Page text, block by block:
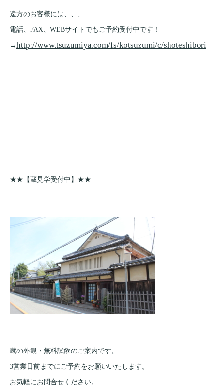
遠方のお客様には、、、
電話、FAX、WEBサイトでもご予約受付中です！
→ http://www.tsuzumiya.com/fs/kotsuzumi/c/shoteshibori
……………………………………………………………
★★【蔵見学受付中】★★
蔵の外観・無料試飲のご案内です。
3営業日前までにご予約をお願いいたします。
お気軽にお問合せください。